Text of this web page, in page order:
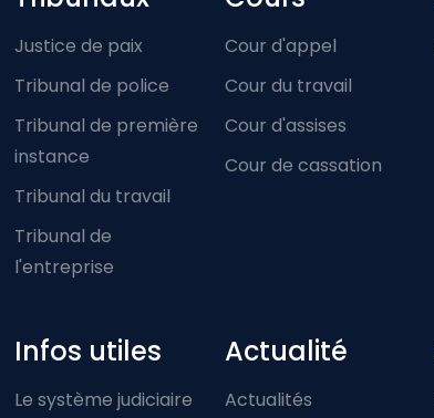
Justice de paix
Tribunal de police
Tribunal de première
instance
Tribunal du travail
Tribunal de
l'entreprise
Cour d'appel
Cour du travail
Cour d'assises
Cour de cassation
Infos utiles
Le système judiciaire
Actualité
Actualités